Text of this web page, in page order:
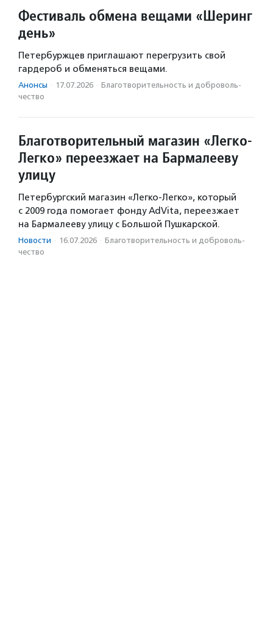
Фестиваль обмена вещами «Шеринг
день»
Петербуржцев приглашают перегрузить свой
гардероб и обменяться вещами.
Анонсы · 17.07.2026 · Благотвори­тель­ность и доброволь­
чест­во
Благотворительный магазин «Легко-
Легко» переезжает на Бармалееву
улицу
Петербургский магазин «Легко-Легко», который
с 2009 года помогает фонду AdVita, переезжает
на Бармалееву улицу с Большой Пушкарской.
Новости · 16.07.2026 · Благотвори­тель­ность и доброволь­
чест­во